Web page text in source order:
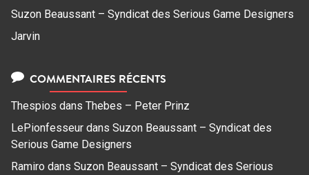
Suzon Beaussant – Syndicat des Serious Game Designers
Jarvin
COMMENTAIRES RÉCENTS
Thespios dans Thebes – Peter Prinz
LePionfesseur dans Suzon Beaussant – Syndicat des
Serious Game Designers
Ramiro dans Suzon Beaussant – Syndicat des Serious